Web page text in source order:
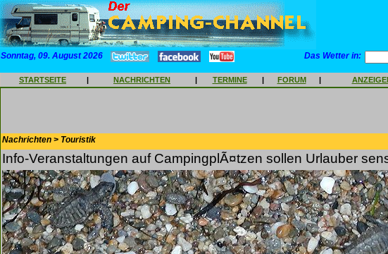
Sonntag, 09. August 2026 Das Wetter in:
STARTSEITE | NACHRICHTEN | TERMINE | FORUM |
Nachrichten > Touristik
Info-Veranstaltungen auf CampingplÃ¤tzen sollen Urlauber